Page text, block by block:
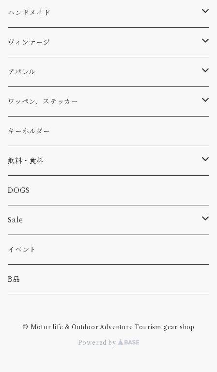
バッグ
パンツ
パーカー・トレーナー
アウター
コラボ
食品
WEAR
Ten
アメリカ軍払い下げ
...mura
エアフレッシュナー
小物
ヘルメット
キッチン
スリーピング
小物
コーヒー
焚き火
サーフ
スキー
ハンドメイド
ステッカー
ワッペン
小物
ヴィンテージ
ワッペン
ステッカー
小物
バイク
カー
アパレル
Tシャツ
キャップ、ニット
バッグ
小物
パンツ
パーカー・トレーナー
ワッペン、ステッカー
ワッペン
ステッカー
ピン
キーホルダー
飲料・食料
コーヒー
食べ物
DOGS
Sale
カー
キャンプ
イベント
B品
© Motor life & Outdoor Adventure Tourism gear shop
Powered by